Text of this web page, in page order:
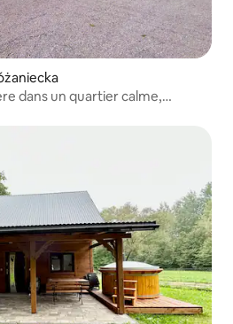
dans un quartier calme,